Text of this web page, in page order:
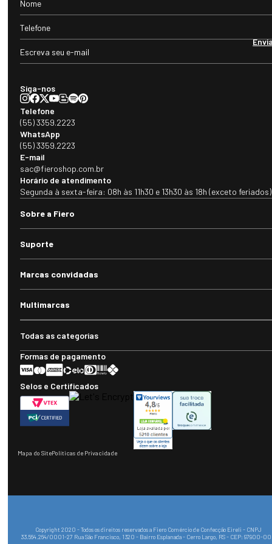
Siga-nos
Telefone
(55) 3359.2223
WhatsApp
(55) 3359.2223
E-mail
sac@fieroshop.com.br
Horário de atendimento
Segunda à sexta-feira: 08h às 11h30 e 13h30 às 18h (exceto feriados)
Sobre a Fiero
Suporte
Marcas convidadas
Multimarcas
Todas as categorias
Formas de pagamento
Selos e Certificados
Mapa do SitePolíticas de Privacidade
Copyright 2020 - Todos os direitos reservados a Fiero Comércio de Confecção Eireli - CNPJ
33.564.264/0001-27 Rua São Francisco, 1320 - Bairro Esplanada - Cerro Largo, RS - CEP: 97900-